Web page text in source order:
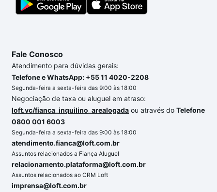
chaves.
Fale Conosco
Atendimento para dúvidas gerais:
Telefone e WhatsApp: +55 11 4020-2208
Segunda-feira a sexta-feira das 9:00 às 18:00
Negociação de taxa ou aluguel em atraso:
loft.vc/fianca_inquilino_arealogada ou através do Telefone
0800 001 6003
Segunda-feira a sexta-feira das 9:00 às 18:00
atendimento.fianca@loft.com.br
Assuntos relacionados a Fiança Aluguel
relacionamento.plataforma@loft.com.br
Assuntos relacionados ao CRM Loft
imprensa@loft.com.br